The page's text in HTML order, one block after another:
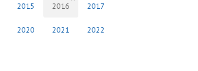
2015 2016 2017
2020 2021 2022